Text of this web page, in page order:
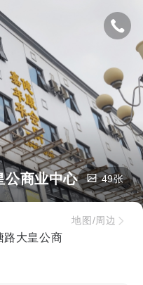
商业中心店 49张
路大皇公商
地图/周边